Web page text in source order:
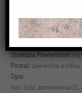
Kolor:zielone
Struktura Powierzchni:
Postać:zawiesina wodna,
Opis:
min. ilość zamówienia